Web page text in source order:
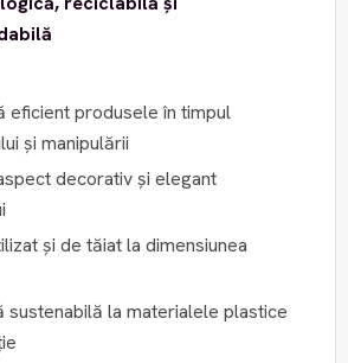
eficient produsele în timpul
și manipulării
decorativ și elegant
și de tăiat la dimensiunea
sustenabilă la materialele plastice